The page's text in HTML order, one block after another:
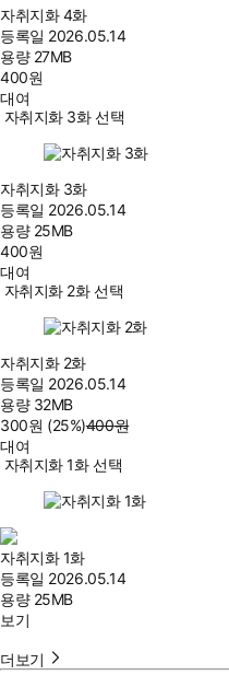
자취지화 4화
등록일 2026.05.14
용량 27MB
400원
대여
자취지화 3화 선택
자취지화 3화
등록일 2026.05.14
용량 25MB
400원
대여
자취지화 2화 선택
자취지화 2화
등록일 2026.05.14
용량 32MB
300원 (25%)400원
대여
자취지화 1화 선택
자취지화 1화
등록일 2026.05.14
용량 25MB
보기
더보기